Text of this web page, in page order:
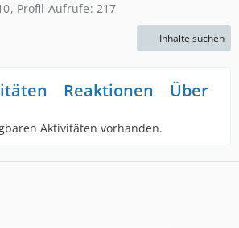
Profil-Aufrufe 217
Inhalte suchen
Reaktionen Über
Aktivitäten vorhanden.